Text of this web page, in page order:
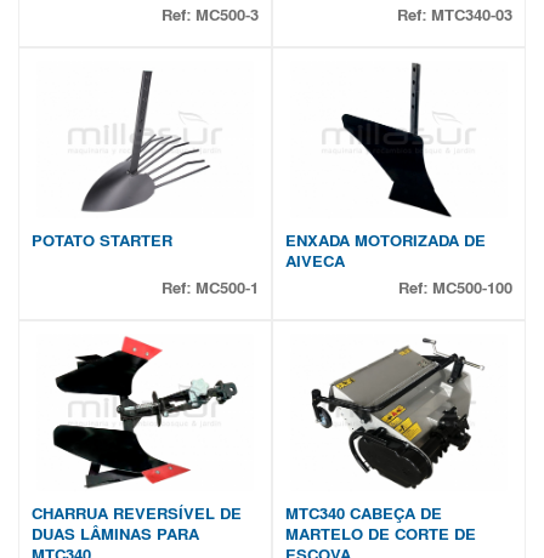
Ref: MC500-3
Ref: MTC340-03
POTATO STARTER
Ref: MC500-1
ENXADA MOTORIZADA DE
AIVECA
Ref: MC500-100
CHARRUA REVERSÍVEL DE
DUAS LÂMINAS PARA
MTC340 CABEÇA DE
MARTELO DE CORTE DE